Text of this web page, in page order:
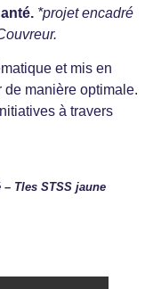
*projet encadré
et mis en
manière optimale.
à travers
– Tles STSS jaune